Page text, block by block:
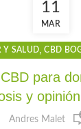
11
MAR
Y SALUD,CBD
,CBD PRECIO,
,
,GOTAS PARA
para
y
Andres Malet